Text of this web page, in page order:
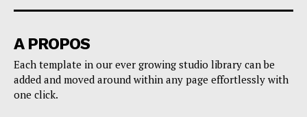
A PROPOS
Each template in our ever growing studio library can be
added and moved around within any page effortlessly with
one click.